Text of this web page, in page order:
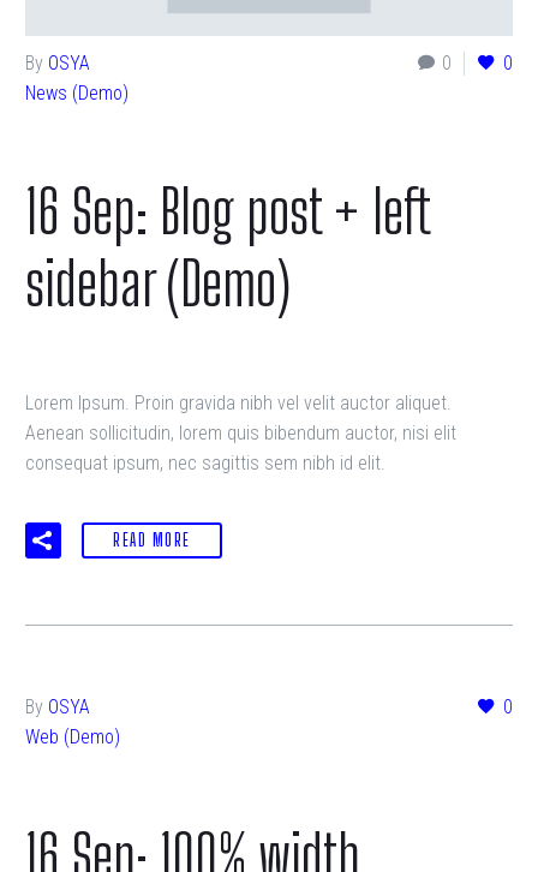
0 0
By OSYA
News (Demo)
16 Sep: Blog post + left
sidebar (Demo)
Lorem Ipsum. Proin gravida nibh vel velit auctor aliquet.
Aenean sollicitudin, lorem quis bibendum auctor, nisi elit
consequat ipsum, nec sagittis sem nibh id elit.
READ MORE
0
By OSYA
Web (Demo)
16 Sep: 100% width